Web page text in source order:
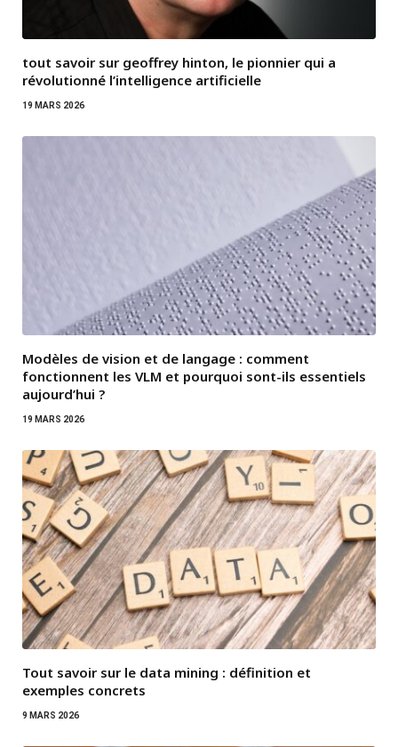
tout savoir sur geoffrey hinton, le pionnier qui a
révolutionné l’intelligence artificielle
19 MARS 2026
Modèles de vision et de langage : comment
fonctionnent les VLM et pourquoi sont-ils essentiels
aujourd’hui ?
19 MARS 2026
Tout savoir sur le data mining : définition et
exemples concrets
9 MARS 2026